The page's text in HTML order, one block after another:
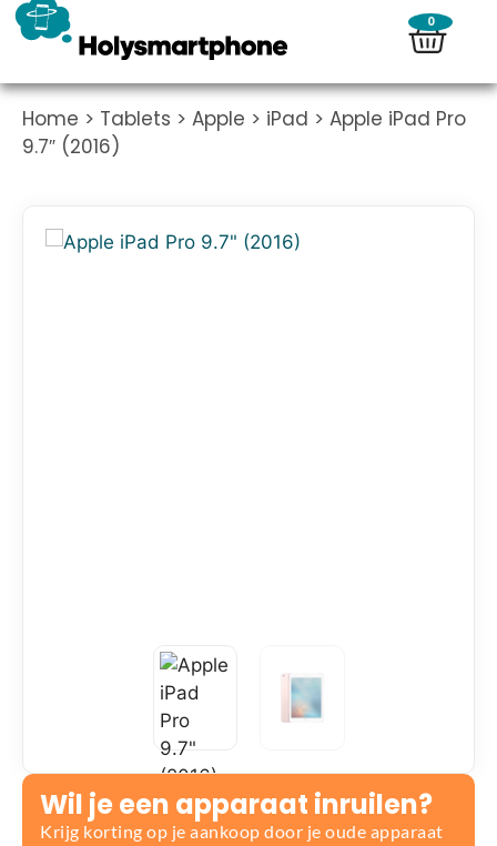
0
Home > Tablets > Apple > iPad > Apple iPad Pro
9.7″ (2016)
Wil je een apparaat inruilen?
Krijg korting op je aankoop door je oude apparaat